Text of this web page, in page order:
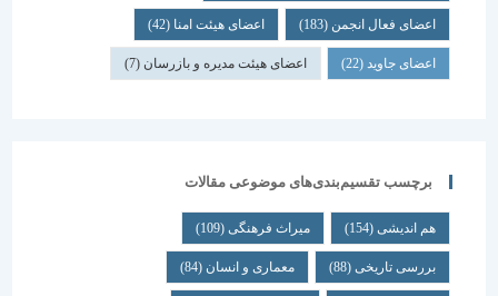
اعضای فعال انجمن(183) اعضای هیئت امنا(42)
اعضای جاوید(22) اعضای هیئت مدیره و بازرسان(7)
برچسب تقسیم‌بندی‌های موضوعی مقالات
هم اندیشی (154) میراث فرهنگی (109)
بررسی تاریخی (88) معماری و انسان (84)